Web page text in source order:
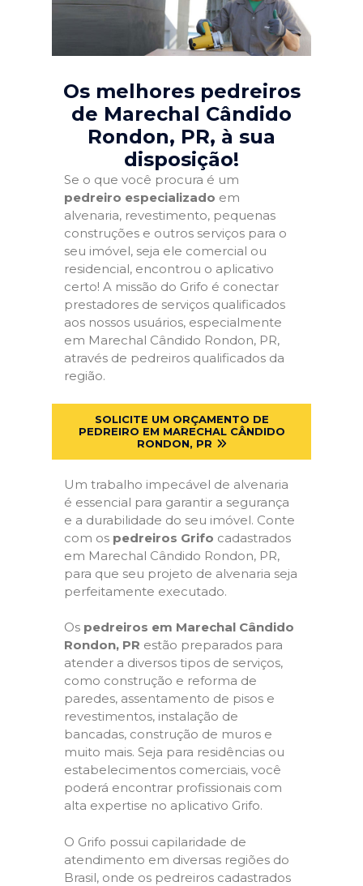
Os melhores pedreiros
de Marechal Cândido
Rondon, PR, à sua
disposição!
Se o que você procura é um
pedreiro especializado em
alvenaria, revestimento, pequenas
construções e outros serviços para o
seu imóvel, seja ele comercial ou
residencial, encontrou o aplicativo
certo! A missão do Grifo é conectar
prestadores de serviços qualificados
aos nossos usuários, especialmente
em Marechal Cândido Rondon, PR,
através de pedreiros qualificados da
região.
SOLICITE UM ORÇAMENTO DE
PEDREIRO EM MARECHAL CÂNDIDO
RONDON, PR
Um trabalho impecável de alvenaria
é essencial para garantir a segurança
e a durabilidade do seu imóvel. Conte
com os pedreiros Grifo cadastrados
em Marechal Cândido Rondon, PR,
para que seu projeto de alvenaria seja
perfeitamente executado.
Os pedreiros em Marechal Cândido
Rondon, PR estão preparados para
atender a diversos tipos de serviços,
como construção e reforma de
paredes, assentamento de pisos e
revestimentos, instalação de
bancadas, construção de muros e
muito mais. Seja para residências ou
estabelecimentos comerciais, você
poderá encontrar profissionais com
alta expertise no aplicativo Grifo.
O Grifo possui capilaridade de
atendimento em diversas regiões do
Brasil, onde os pedreiros cadastrados